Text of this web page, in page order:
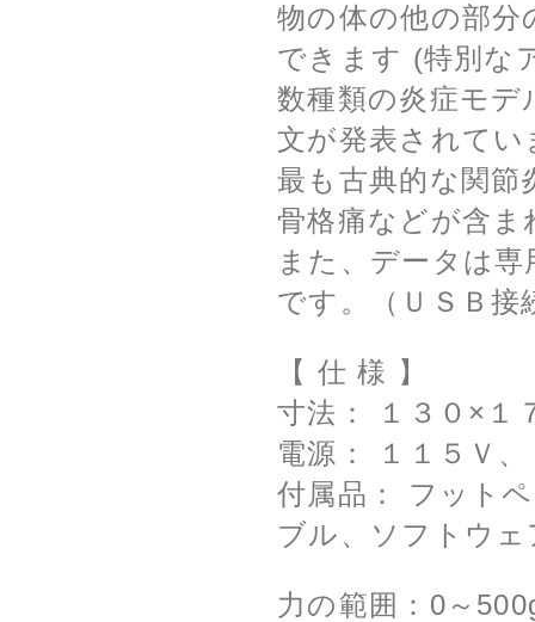
物の体の他の部分
できます (特別な
数種類の炎症モデ
文が発表されて
最も古典的な関節
骨格痛などが含ま
また、データは
です。（ＵＳＢ接
【 仕 様 】
寸法： １３０×１
電源： １１５Ｖ
付属品： フット
ブル、ソフトウェ
力の範囲：0～